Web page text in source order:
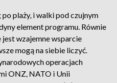
plaży, i walki pod czujnym
element programu. Równie
jest wzajemne wsparcie
mogą na siebie liczyć.
operacjach
ONZ, NATO i Unii